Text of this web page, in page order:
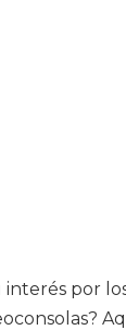
interés por